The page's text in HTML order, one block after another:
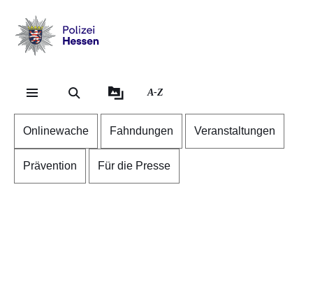
Hessen
A-Z
Onlinewache Fahndungen Veranstaltungen
Prävention Für die Presse